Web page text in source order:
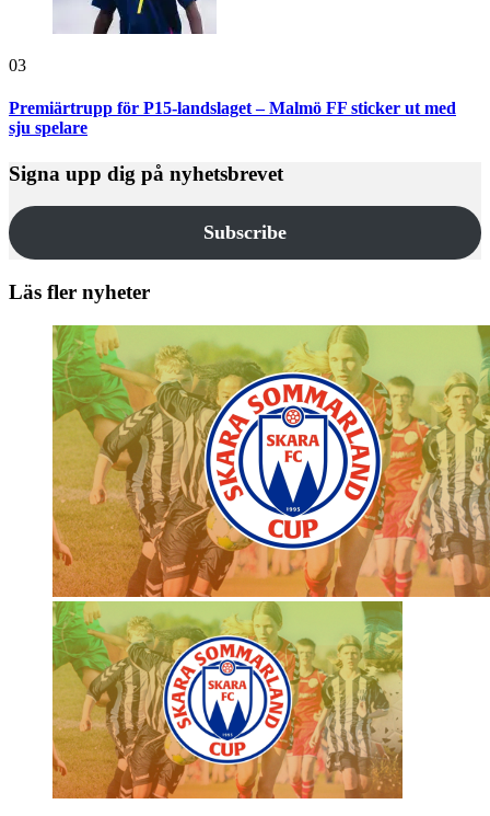
03
Premiärtrupp för P15-landslaget – Malmö FF sticker ut med
sju spelare
Signa upp dig på nyhetsbrevet
Subscribe
Läs fler nyheter